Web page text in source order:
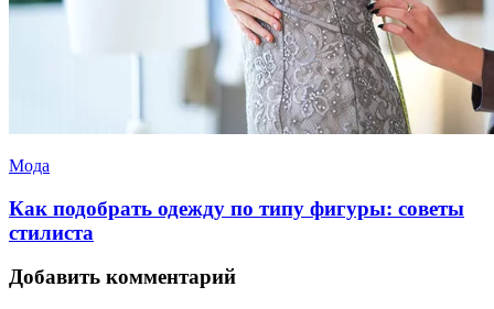
Мода
Как подобрать одежду по типу фигуры: советы
стилиста
Добавить комментарий